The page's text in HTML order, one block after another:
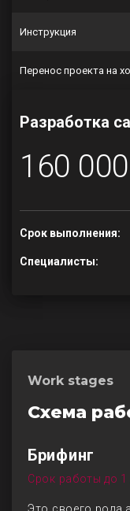
Инструкция
Перенос проекта на
Разработка
160
Срок выполнения:
Специалисты:
Work stages
Схема
Брифинг
Срок работы до 1